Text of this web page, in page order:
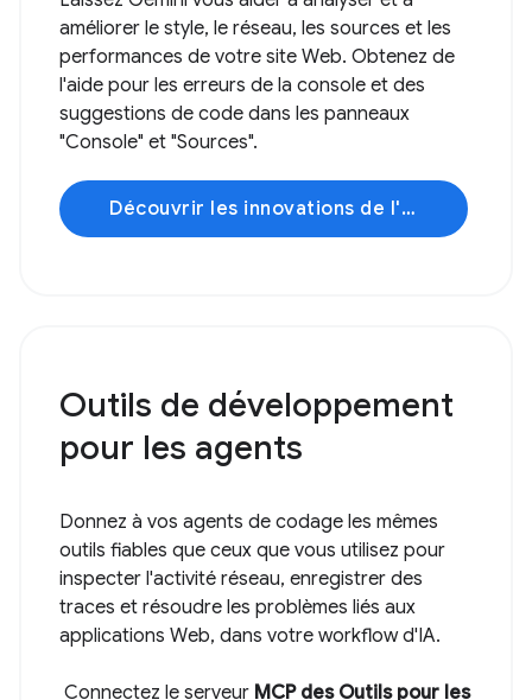
améliorer le style, le réseau, les sources et les
performances de votre site Web. Obtenez de
l'aide pour les erreurs de la console et des
suggestions de code dans les panneaux
"Console" et "Sources".
Découvrir les innovations de l'IA
Outils de développement
pour les agents
Donnez à vos agents de codage les mêmes
outils fiables que ceux que vous utilisez pour
inspecter l'activité réseau, enregistrer des
traces et résoudre les problèmes liés aux
applications Web, dans votre workflow d'IA.
Connectez le serveur MCP des Outils pour les